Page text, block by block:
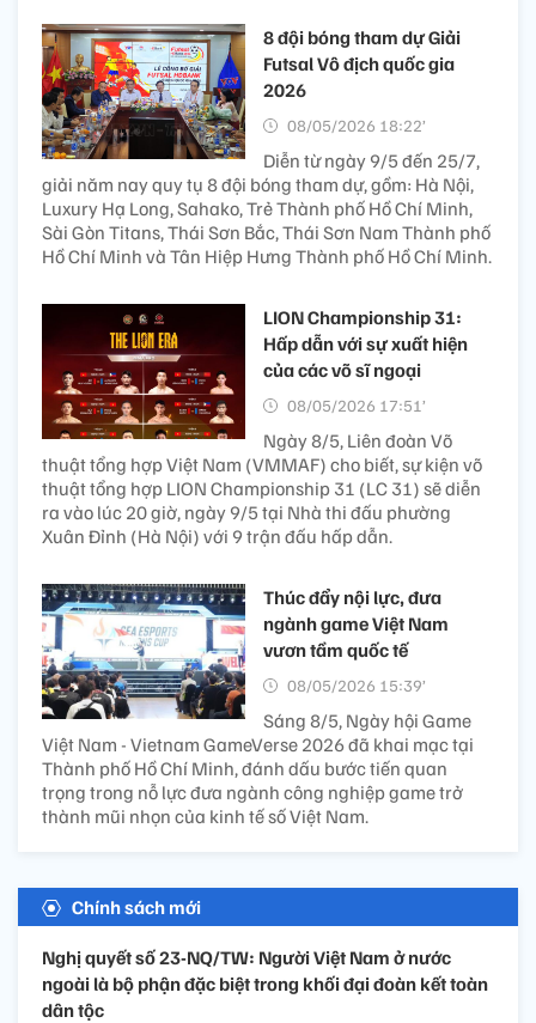
8 đội bóng tham dự Giải
Futsal Vô địch quốc gia
2026
08/05/2026 18:22’
Diễn từ ngày 9/5 đến 25/7,
giải năm nay quy tụ 8 đội bóng tham dự, gồm: Hà Nội,
Luxury Hạ Long, Sahako, Trẻ Thành phố Hồ Chí Minh,
Sài Gòn Titans, Thái Sơn Bắc, Thái Sơn Nam Thành phố
Hồ Chí Minh và Tân Hiệp Hưng Thành phố Hồ Chí Minh.
LION Championship 31:
Hấp dẫn với sự xuất hiện
của các võ sĩ ngoại
08/05/2026 17:51’
Ngày 8/5, Liên đoàn Võ
thuật tổng hợp Việt Nam (VMMAF) cho biết, sự kiện võ
thuật tổng hợp LION Championship 31 (LC 31) sẽ diễn
ra vào lúc 20 giờ, ngày 9/5 tại Nhà thi đấu phường
Xuân Đỉnh (Hà Nội) với 9 trận đấu hấp dẫn.
Thúc đẩy nội lực, đưa
ngành game Việt Nam
vươn tầm quốc tế
08/05/2026 15:39’
Sáng 8/5, Ngày hội Game
Việt Nam - Vietnam GameVerse 2026 đã khai mạc tại
Thành phố Hồ Chí Minh, đánh dấu bước tiến quan
trọng trong nỗ lực đưa ngành công nghiệp game trở
thành mũi nhọn của kinh tế số Việt Nam.
Chính sách mới
Nghị quyết số 23-NQ/TW: Người Việt Nam ở nước
ngoài là bộ phận đặc biệt trong khối đại đoàn kết toàn
dân tộc